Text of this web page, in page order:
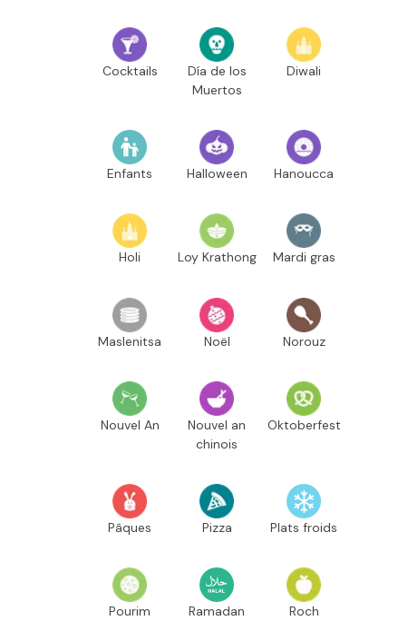
Cocktails
Día de los
Muertos
Diwali
Enfants Halloween Hanoucca
Holi Loy Krathong Mardi gras
Maslenitsa Noël Norouz
Nouvel An
Nouvel an
chinois
Oktoberfest
Pâques Pizza Plats froids
Pourim Ramadan Roch